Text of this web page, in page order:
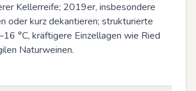
Kellerreife; 2019er, insbesondere
oder kurz dekantieren; strukturierte
°C, kräftigere Einzellagen wie Ried
Naturweinen.